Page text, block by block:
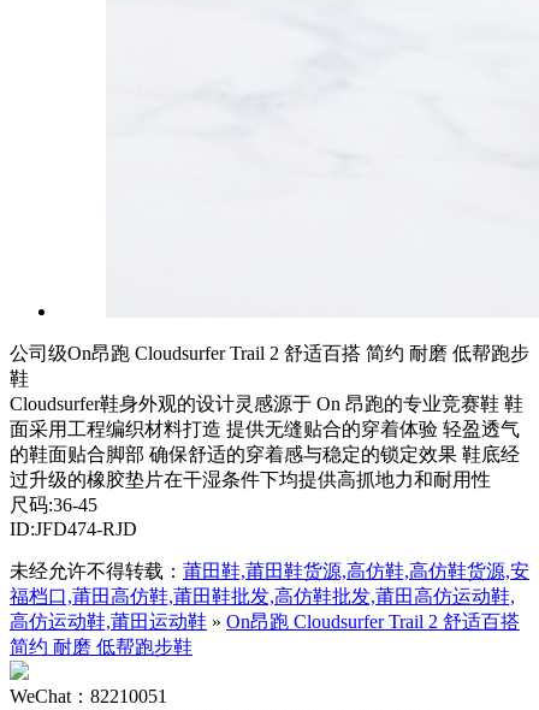
公司级On昂跑 Cloudsurfer Trail 2 舒适百搭 简约 耐磨 低帮跑步
鞋
Cloudsurfer鞋身外观的设计灵感源于 On 昂跑的专业竞赛鞋 鞋
面采用工程编织材料打造 提供无缝贴合的穿着体验 轻盈透气
的鞋面贴合脚部 确保舒适的穿着感与稳定的锁定效果 鞋底经
过升级的橡胶垫片在干湿条件下均提供高抓地力和耐用性
尺码:36-45
ID:JFD474-RJD
未经允许不得转载： 莆田鞋,莆田鞋货源,高仿鞋,高仿鞋货源,安
福档口,莆田高仿鞋,莆田鞋批发,高仿鞋批发,莆田高仿运动鞋,
高仿运动鞋,莆田运动鞋 » On昂跑 Cloudsurfer Trail 2 舒适百搭
简约 耐磨 低帮跑步鞋
WeChat：82210051